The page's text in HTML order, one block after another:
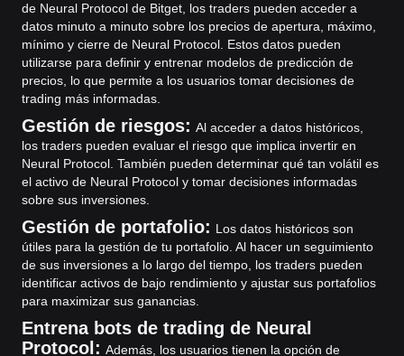
de Neural Protocol de Bitget, los traders pueden acceder a
datos minuto a minuto sobre los precios de apertura, máximo,
mínimo y cierre de Neural Protocol. Estos datos pueden
utilizarse para definir y entrenar modelos de predicción de
precios, lo que permite a los usuarios tomar decisiones de
trading más informadas.
Gestión de riesgos: Al acceder a datos históricos,
los traders pueden evaluar el riesgo que implica invertir en
Neural Protocol. También pueden determinar qué tan volátil es
el activo de Neural Protocol y tomar decisiones informadas
sobre sus inversiones.
Gestión de portafolio: Los datos históricos son
útiles para la gestión de tu portafolio. Al hacer un seguimiento
de sus inversiones a lo largo del tiempo, los traders pueden
identificar activos de bajo rendimiento y ajustar sus portafolios
para maximizar sus ganancias.
Entrena bots de trading de Neural
Protocol: Además, los usuarios tienen la opción de